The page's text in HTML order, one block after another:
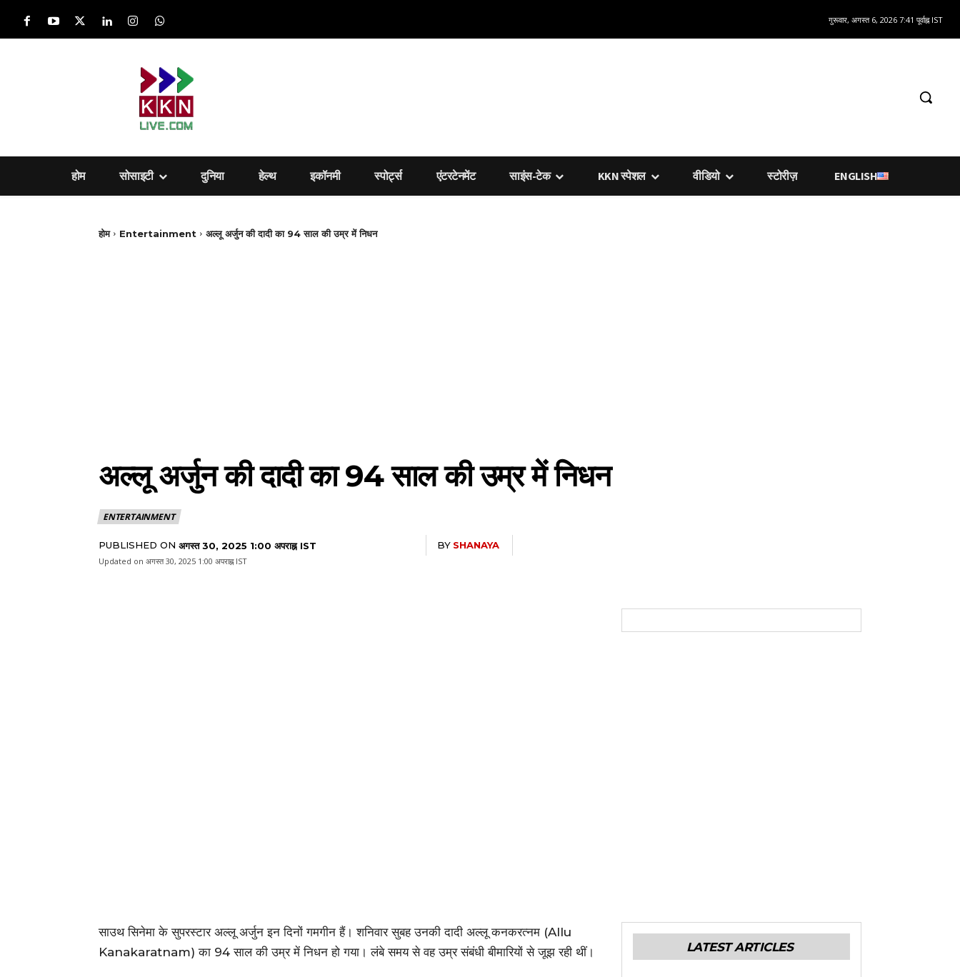
गुरूवार, अगस्त 6, 2026 7:41 पूर्वाह्न IST
होम सोसाइटी दुनिया हेल्‍थ इकॉनमी स्पोर्ट्स एंटरटेनमेंट साइंस-टेक KKN स्पेशल वीडियो स्टोरीज़ ENGLISH
होम Entertainment अल्लू अर्जुन की दादी का 94 साल की उम्र में निधन
अल्लू अर्जुन की दादी का 94 साल की उम्र में निधन
ENTERTAINMENT
PUBLISHED ON अगस्त 30, 2025 1:00 अपराह्न IST BY SHANAYA
Updated on अगस्त 30, 2025 1:00 अपराह्न IST
साउथ सिनेमा के सुपरस्टार अल्लू अर्जुन इन दिनों गमगीन हैं। शनिवार सुबह उनकी दादी अल्लू कनकरत्नम (Allu
Kanakaratnam) का 94 साल की उम्र में निधन हो गया। लंबे समय से वह उम्र संबंधी बीमारियों से जूझ रही थीं।
LATEST ARTICLES